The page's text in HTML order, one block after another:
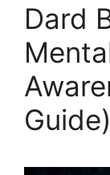
Dard
Guide)